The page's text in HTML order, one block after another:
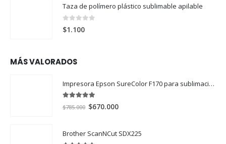
Taza de polímero plástico sublimable apilable
0
$1.100
MÁS VALORADOS
Impresora Epson SureColor F170 para sublimación
out of 5
$785.000 El
era:
$670.000El
es:
Brother ScanNCut SDX225